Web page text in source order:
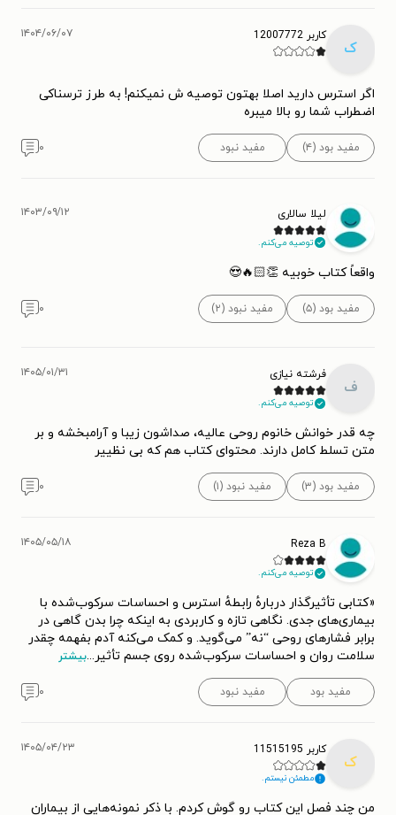
ک
کاربر 12007772 ۱۴۰۴/۰۶/۰۷
اگر استرس دارید اصلا بهتون توصیه ش نمیکنم! به طرز ترسناکی
اضطراب شما رو بالا میبره
مفید بود (۴) مفید نبود ۰
لیلا سالاری
توصیه می‌کنم.
۱۴۰۳/۰۹/۱۲
واقعاً کتاب خوبیه 👏🏻🔥😍
مفید بود (۵) مفید نبود (۲) ۰
ف
فرشته نیازی
توصیه می‌کنم.
۱۴۰۵/۰۱/۳۱
چه قدر خوانش خانوم روحی عالیه، صداشون زیبا و آرامبخشه و بر
متن تسلط کامل دارند. محتوای کتاب هم که بی نظییر
مفید بود (۳) مفید نبود (۱) ۰
Reza B
توصیه می‌کنم.
۱۴۰۵/۰۵/۱۸
«کتابی تأثیرگذار دربارهٔ رابطهٔ استرس و احساسات سرکوب‌شده با
بیماری‌های جدی. نگاهی تازه و کاربردی به اینکه چرا بدن گاهی در
برابر فشارهای روحی “نه” می‌گوید. و کمک می‌کنه آدم بفهمه چقدر
سلامت روان و احساسات سرکوب‌شده روی جسم تأثیر...بیشتر
مفید بود مفید نبود ۰
ک
کاربر 11515195
مطمئن نیستم.
۱۴۰۵/۰۴/۲۳
من چند فصل این کتاب رو گوش کردم. با ذکر نمونه‌‌هایی از بیماران